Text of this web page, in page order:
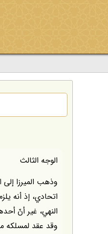
الوجه الثالث
اتحادي، إذ أنه
النهي، غير أنّ
وقد عقد لمسلكه